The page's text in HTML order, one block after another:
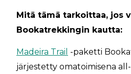
Mitä tämä tarkoittaa, jos
Bookatrekkingin kautta:
Madeira Trail -paketti
järjestetty omatoimisena